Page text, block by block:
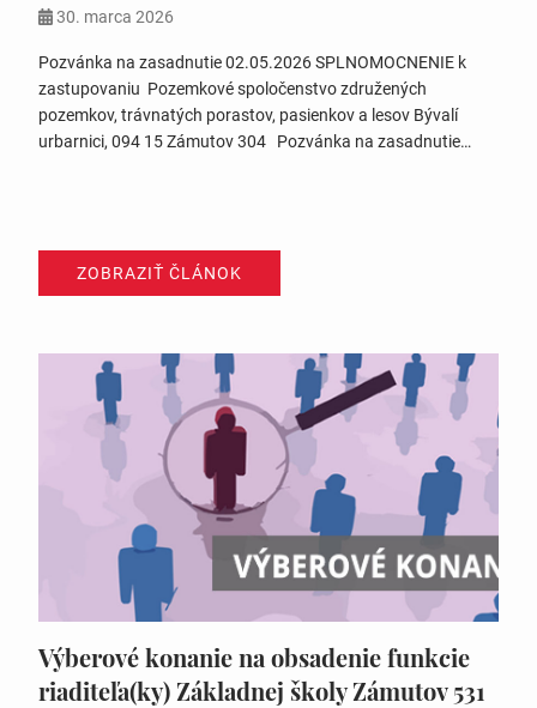
30. marca 2026
Pozvánka na zasadnutie 02.05.2026 SPLNOMOCNENIE k
zastupovaniu Pozemkové spoločenstvo združených
pozemkov, trávnatých porastov, pasienkov a lesov Bývalí
urbarnici, 094 15 Zámutov 304 Pozvánka na zasadnutie
02.05.2026 o 15:00 hod. Program zhromaždenia: 1….
ZOBRAZIŤ ČLÁNOK
Výberové konanie na obsadenie funkcie
riaditeľa(ky) Základnej školy Zámutov 531